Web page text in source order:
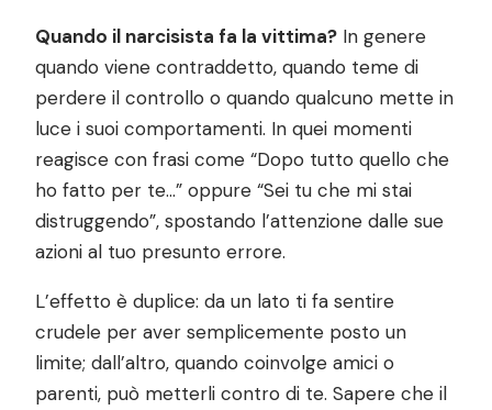
Quando il narcisista fa la vittima? In genere
quando viene contraddetto, quando teme di
perdere il controllo o quando qualcuno mette in
luce i suoi comportamenti. In quei momenti
reagisce con frasi come “Dopo tutto quello che
ho fatto per te…” oppure “Sei tu che mi stai
distruggendo”, spostando l’attenzione dalle sue
azioni al tuo presunto errore.
L’effetto è duplice: da un lato ti fa sentire
crudele per aver semplicemente posto un
limite; dall’altro, quando coinvolge amici o
parenti, può metterli contro di te. Sapere che il